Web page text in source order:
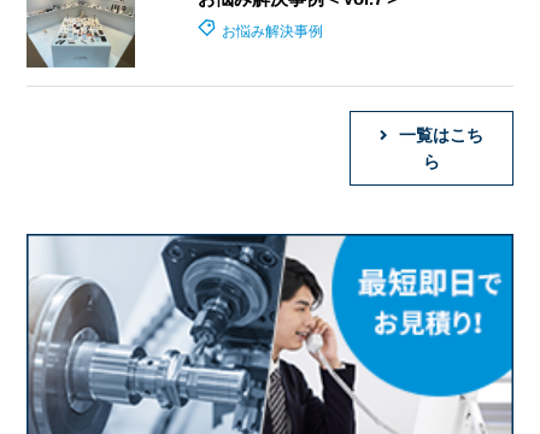
お悩み解決事例
一覧はこち
ら